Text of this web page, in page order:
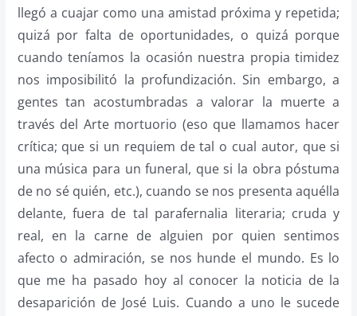
llegó a cuajar como una amistad próxima y repetida;
quizá por falta de oportunidades, o quizá porque
cuando teníamos la ocasión nuestra propia timidez
nos imposibilitó la profundización. Sin embargo, a
gentes tan acostumbradas a valorar la muerte a
través del Arte mortuorio (eso que llamamos hacer
crítica; que si un requiem de tal o cual autor, que si
una música para un funeral, que si la obra póstuma
de no sé quién, etc.), cuando se nos presenta aquélla
delante, fuera de tal parafernalia literaria; cruda y
real, en la carne de alguien por quien sentimos
afecto o admiración, se nos hunde el mundo. Es lo
que me ha pasado hoy al conocer la noticia de la
desaparición de José Luis. Cuando a uno le sucede